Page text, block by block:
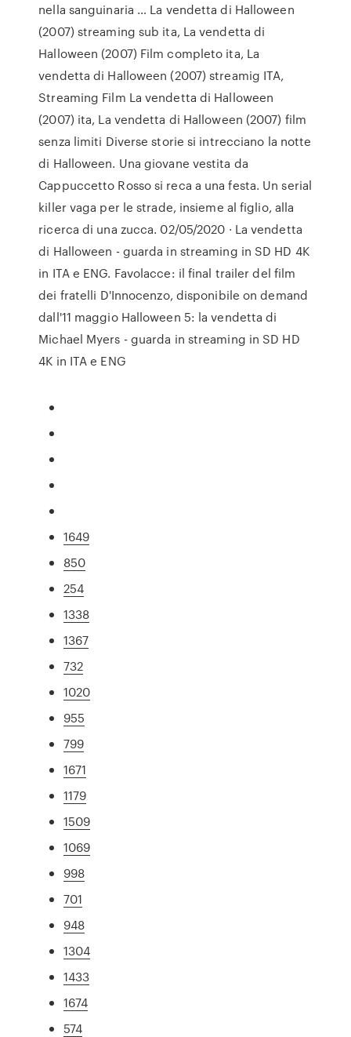
nella sanguinaria … La vendetta di Halloween
(2007) streaming sub ita, La vendetta di
Halloween (2007) Film completo ita, La
vendetta di Halloween (2007) streamig ITA,
Streaming Film La vendetta di Halloween
(2007) ita, La vendetta di Halloween (2007) film
senza limiti Diverse storie si intrecciano la notte
di Halloween. Una giovane vestita da
Cappuccetto Rosso si reca a una festa. Un serial
killer vaga per le strade, insieme al figlio, alla
ricerca di una zucca. 02/05/2020 · La vendetta
di Halloween - guarda in streaming in SD HD 4K
in ITA e ENG. Favolacce: il final trailer del film
dei fratelli D'Innocenzo, disponibile on demand
dall'11 maggio Halloween 5: la vendetta di
Michael Myers - guarda in streaming in SD HD
4K in ITA e ENG
1649
850
254
1338
1367
732
1020
955
799
1671
1179
1509
1069
998
701
948
1304
1433
1674
574